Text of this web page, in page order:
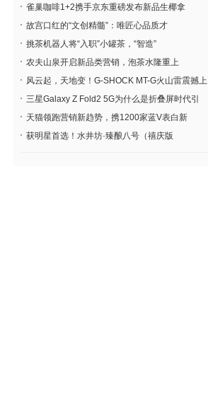
雀巢咖啡1+2携手京东重磅发布新品生椰拿
故宫口红的“文创精髓”：唯匠心品质才
挑茶机器人将“入职”小罐茶，“智造”
农夫山泉开启新品类营销，泡茶水隆重上
风云起，天地变！G-SHOCK MT-G火山雷震撼上
三星Galaxy Z Fold2 5G为什么是折叠屏时代引
天猫领跑营销新趋势，携1200家蓝V表白新
获明星首选！水井坊·臻酿八号（禧庆版